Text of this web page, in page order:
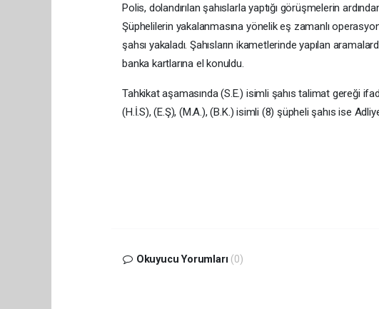
Polis, dolandırılan şahıslarla yaptığı görüşmelerin
Şüphelilerin yakalanmasına yönelik eş zamanlı
şahsı yakaladı. Şahısların ikametlerinde yapılan
banka kartlarına el konuldu.
Tahkikat aşamasında (S.E.) isimli şahıs talimat gereği
(H.İ.S), (E.Ş), (M.A.), (B.K.) isimli (8) şüpheli şahıs ise
Okuyucu Yorumları (0)